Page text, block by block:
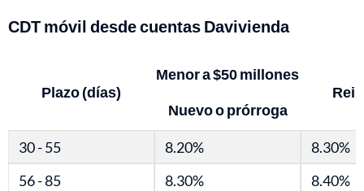
CDT móvil desde cuentas Davivienda
Plazo (días)
Menor a $50 millones
Nuevo o prórroga
30 - 55 8.20%
8.30%
56 - 85
8.30%
8.40%